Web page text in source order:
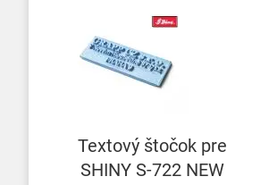
Textový štočok pre
SHINY S-722 NEW